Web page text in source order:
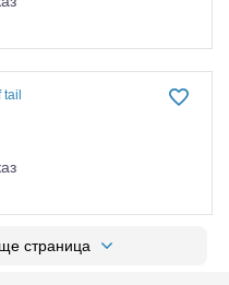
страница